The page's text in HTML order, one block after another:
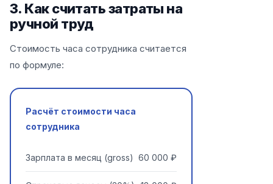
3. Как считать затраты на
ручной труд
Стоимость часа сотрудника считается
по формуле:
Расчёт стоимости часа
сотрудника
Зарплата в месяц (gross) 60 000 ₽